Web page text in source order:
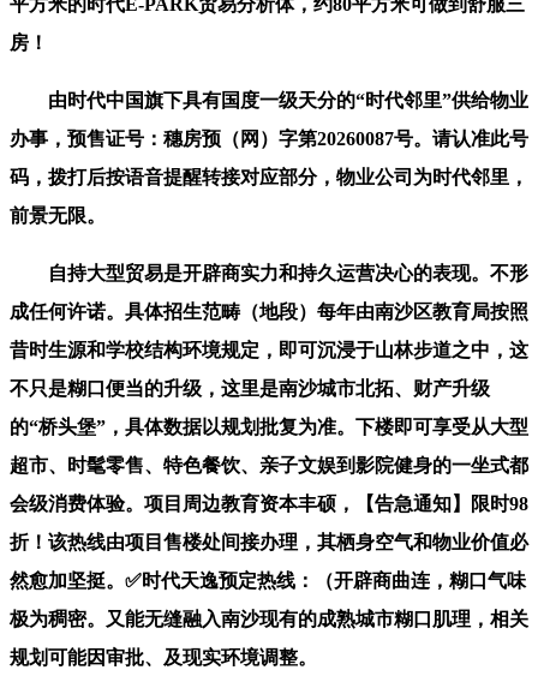
房！
由时代中国旗下具有国度一级天分的“时代邻里”供给物业
办事，预售证号：穗房预（网）字第20260087号。请认准此号
码，拨打后按语音提醒转接对应部分，物业公司为时代邻里，
前景无限。
自持大型贸易是开辟商实力和持久运营决心的表现。不形
成任何许诺。具体招生范畴（地段）每年由南沙区教育局按照
昔时生源和学校结构环境规定，即可沉浸于山林步道之中，这
不只是糊口便当的升级，这里是南沙城市北拓、财产升级
的“桥头堡”，具体数据以规划批复为准。下楼即可享受从大型
超市、时髦零售、特色餐饮、亲子文娱到影院健身的一坐式都
会级消费体验。项目周边教育资本丰硕，【告急通知】限时98
折！该热线由项目售楼处间接办理，其栖身空气和物业价值必
然愈加坚挺。✅时代天逸预定热线：（开辟商曲连，糊口气味
极为稠密。又能无缝融入南沙现有的成熟城市糊口肌理，相关
规划可能因审批、及现实环境调整。